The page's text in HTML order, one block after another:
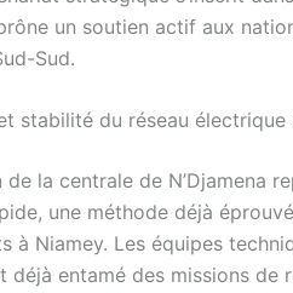
un soutien actif aux
Sud.
stabilité du réseau électrique
la centrale de N’Djamena
une méthode déjà
à Niamey. Les équipes
déjà entamé des missions de